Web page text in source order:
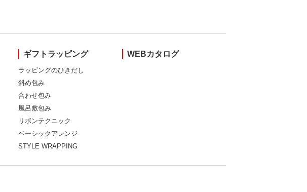
ギフトラッピング
ラッピングのひきだし
斜め包み
合わせ包み
風呂敷包み
リボンテクニック
ベーシックアレンジ
STYLE WRAPPING
WEBカタログ